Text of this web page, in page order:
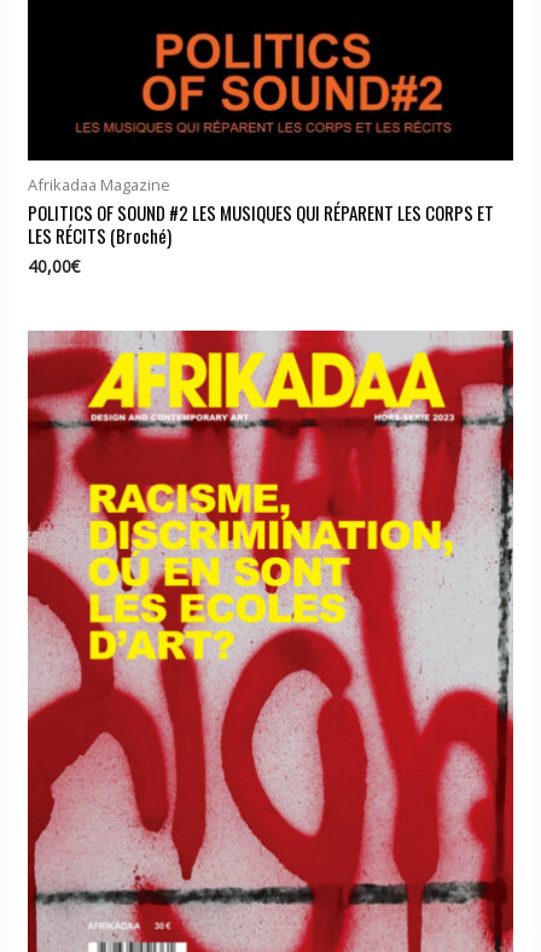
Afrikadaa Magazine
POLITICS OF SOUND #2 LES MUSIQUES QUI RÉPARENT LES CORPS ET
LES RÉCITS (Broché)
40,00€